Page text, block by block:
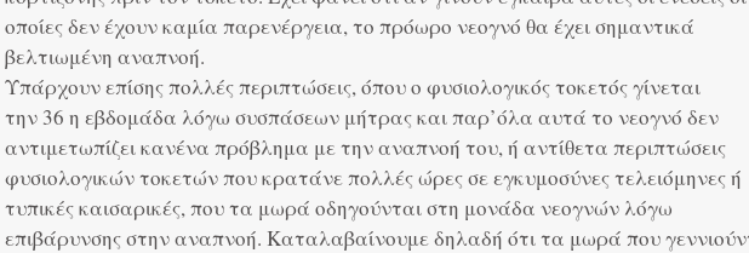
οποίες δεν έχουν καμία παρενέργεια, το πρόωρο νεογνό θα έχει σημαντικά
βελτιωμένη αναπνοή.
Υπάρχουν επίσης πολλές περιπτώσεις, όπου ο φυσιολογικός τοκετός γίνεται
την 36 η εβδομάδα λόγω συσπάσεων μήτρας και παρ’όλα αυτά το νεογνό δεν
αντιμετωπίζει κανένα πρόβλημα με την αναπνοή του, ή αντίθετα περιπτώσεις
φυσιολογικών τοκετών που κρατάνε πολλές ώρες σε εγκυμοσύνες τελειόμηνες ή
τυπικές καισαρικές, που τα μωρά οδηγούνται στη μονάδα νεογνών λόγω
επιβάρυνσης στην αναπνοή. Καταλαβαίνουμε δηλαδή ότι τα μωρά που